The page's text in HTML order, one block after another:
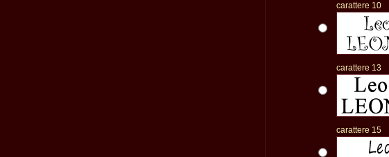
carattere 10
carattere 13
carattere 15